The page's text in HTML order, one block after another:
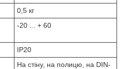
0,5 кг
-20 ... + 60
IP20
На стіну, на полицю, на DIN-